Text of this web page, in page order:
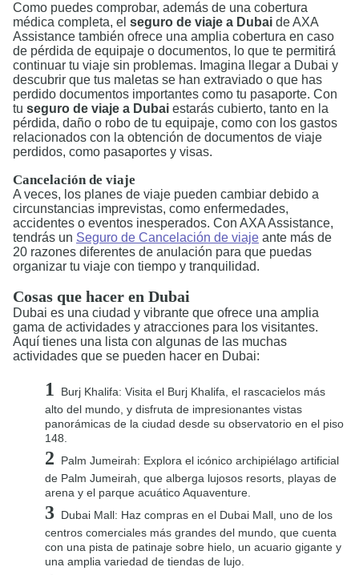
Como puedes comprobar, además de una cobertura
médica completa, el seguro de viaje a Dubai de AXA
Assistance también ofrece una amplia cobertura en caso
de pérdida de equipaje o documentos, lo que te permitirá
continuar tu viaje sin problemas. Imagina llegar a Dubai y
descubrir que tus maletas se han extraviado o que has
perdido documentos importantes como tu pasaporte. Con
tu seguro de viaje a Dubai estarás cubierto, tanto en la
pérdida, daño o robo de tu equipaje, como con los gastos
relacionados con la obtención de documentos de viaje
perdidos, como pasaportes y visas.
Cancelación de viaje
A veces, los planes de viaje pueden cambiar debido a
circunstancias imprevistas, como enfermedades,
accidentes o eventos inesperados. Con AXA Assistance,
tendrás un Seguro de Cancelación de viaje ante más de
20 razones diferentes de anulación para que puedas
organizar tu viaje con tiempo y tranquilidad.
Cosas que hacer en Dubai
Dubai es una ciudad y vibrante que ofrece una amplia
gama de actividades y atracciones para los visitantes.
Aquí tienes una lista con algunas de las muchas
actividades que se pueden hacer en Dubai:
Burj Khalifa: Visita el Burj Khalifa, el rascacielos más
alto del mundo, y disfruta de impresionantes vistas
panorámicas de la ciudad desde su observatorio en el piso
148.
Palm Jumeirah: Explora el icónico archipiélago artificial
de Palm Jumeirah, que alberga lujosos resorts, playas de
arena y el parque acuático Aquaventure.
Dubai Mall: Haz compras en el Dubai Mall, uno de los
centros comerciales más grandes del mundo, que cuenta
con una pista de patinaje sobre hielo, un acuario gigante y
una amplia variedad de tiendas de lujo.